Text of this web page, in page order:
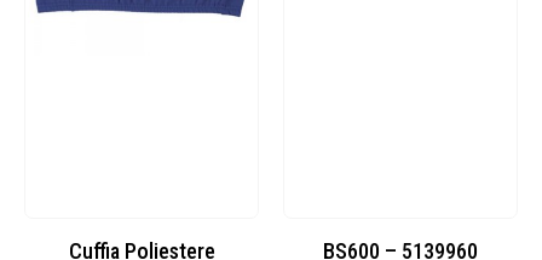
Cuffia Poliestere BS600 – 5139960